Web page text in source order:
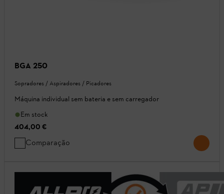
BGA 250
Sopradores / Aspiradores / Picadores
Máquina individual sem bateria e sem carregador
Em stock
404,00 €
Comparação